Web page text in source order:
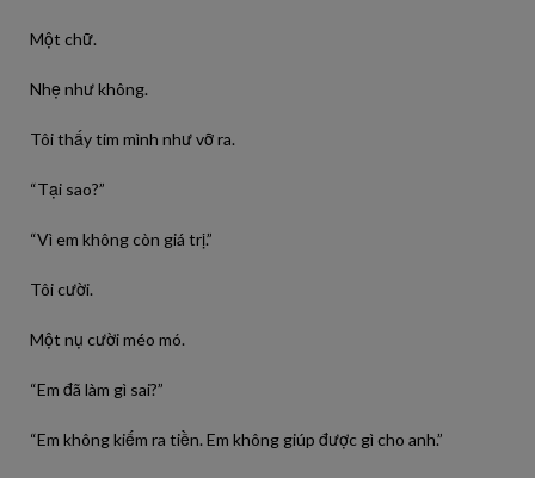
Một chữ.
Nhẹ như không.
Tôi thấy tim mình như vỡ ra.
“Tại sao?”
“Vì em không còn giá trị.”
Tôi cười.
Một nụ cười méo mó.
“Em đã làm gì sai?”
“Em không kiếm ra tiền. Em không giúp được gì cho anh.”